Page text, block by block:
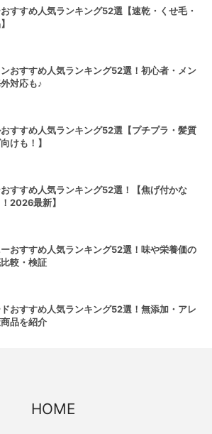
おすすめ人気ランキング52選【速乾・くせ毛・
おすすめ人気ランキング52選！初心者・メン
対応も♪
すすめ人気ランキング52選【プチプラ・髪質
けも！】
すすめ人気ランキング52選！【焦げ付かな
2026最新】
おすすめ人気ランキング52選！味や栄養価の
較・検証
ドおすすめ人気ランキング52選！無添加・アレ
品を紹介
HOME